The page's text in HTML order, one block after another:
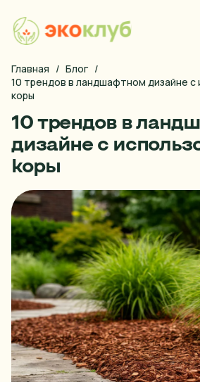
Главная / Блог /
10 трендов в ландшафтном дизайне с
коры
10 трендов в
дизайне с
коры
Форма покупки
Блог
Правила оплаты
Условия доставки